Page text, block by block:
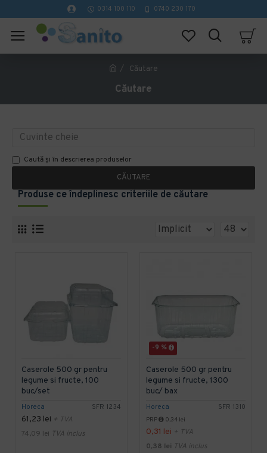
0314 100 110 0740 230 170
Căutare
Căutare
Caută și în descrierea produselor
CĂUTARE
Produse ce îndeplinesc criteriile de căutare
Horeca SFR 1234
Caserole 500 gr pentru
legume si fructe, 100
buc/set
61,23 lei + TVA
74,09 lei TVA inclus
-9 %
Horeca SFR 1310
Caserole 500 gr pentru
legume si fructe, 1300
buc/ bax
PRP 0,34 lei
0,31 lei + TVA
0,38 lei TVA inclus